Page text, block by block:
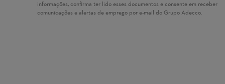
informações, confirma ter lido esses documentos e consente em receber
comunicações e alertas de emprego por e-mail do Grupo Adecco.